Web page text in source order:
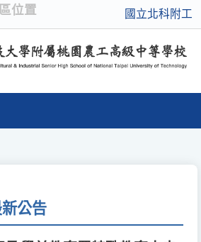
位置 國立北科附工
公告